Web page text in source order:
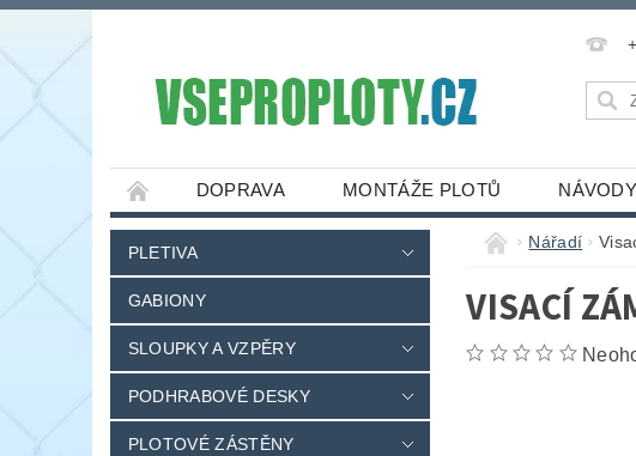
DOPRAVA MONTÁŽE PLOTŮ NÁVODY
PLETIVA
GABIONY
SLOUPKY A VZPĚRY
PODHRABOVÉ DESKY
PLOTOVÉ ZÁSTĚNY
Nářadí
VISACÍ